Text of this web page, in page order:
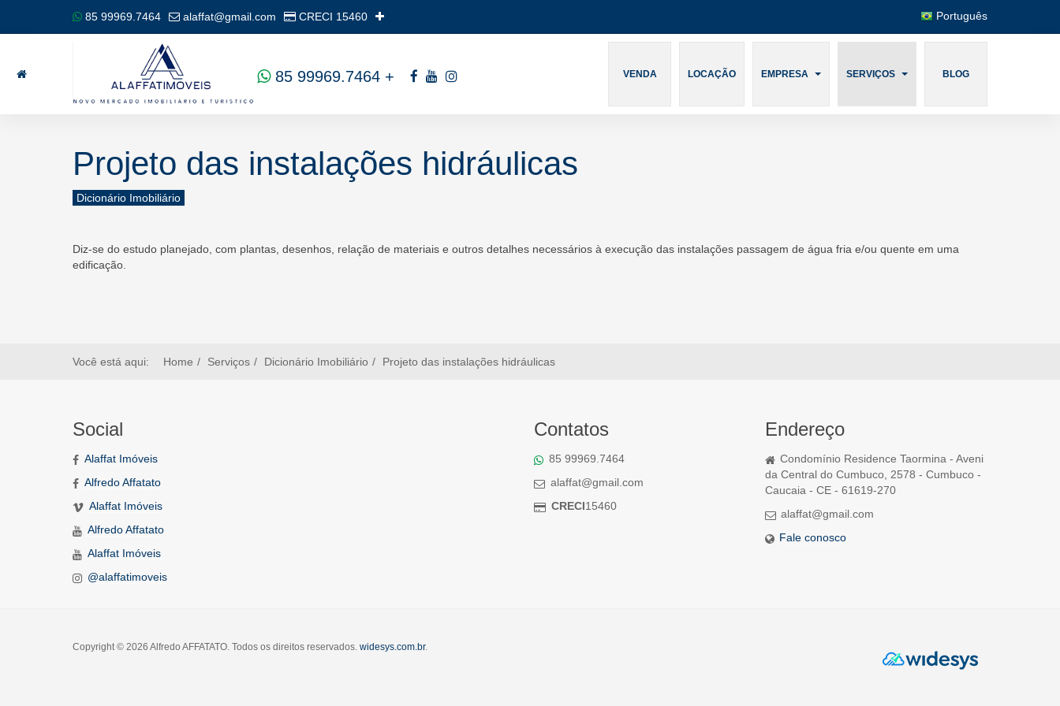
85 99969.7464 alaffat@gmail.com CRECI 15460 Português
85 99969.7464 + VENDA LOCAÇÃO EMPRESA SERVIÇOS BLOG
Projeto das instalações hidráulicas
Dicionário Imobiliário
Diz-se do estudo planejado, com plantas, desenhos, relação de materiais e outros detalhes necessários à execução das instalações passagem de água fria e/ou quente em uma
edificação.
Você está aqui: Home Serviços Dicionário Imobiliário Projeto das instalações hidráulicas
Social
Alaffat Imóveis
Alfredo Affatato
Alaffat Imóveis
Alfredo Affatato
Alaffat Imóveis
@alaffatimoveis
Contatos
85 99969.7464
alaffat@gmail.com
CRECI15460
Endereço
Condomínio Residence Taormina - Aveni
da Central do Cumbuco, 2578 - Cumbuco -
Caucaia - CE - 61619-270
alaffat@gmail.com
Fale conosco
Copyright © 2026 Alfredo AFFATATO. Todos os direitos reservados. widesys.com.br.